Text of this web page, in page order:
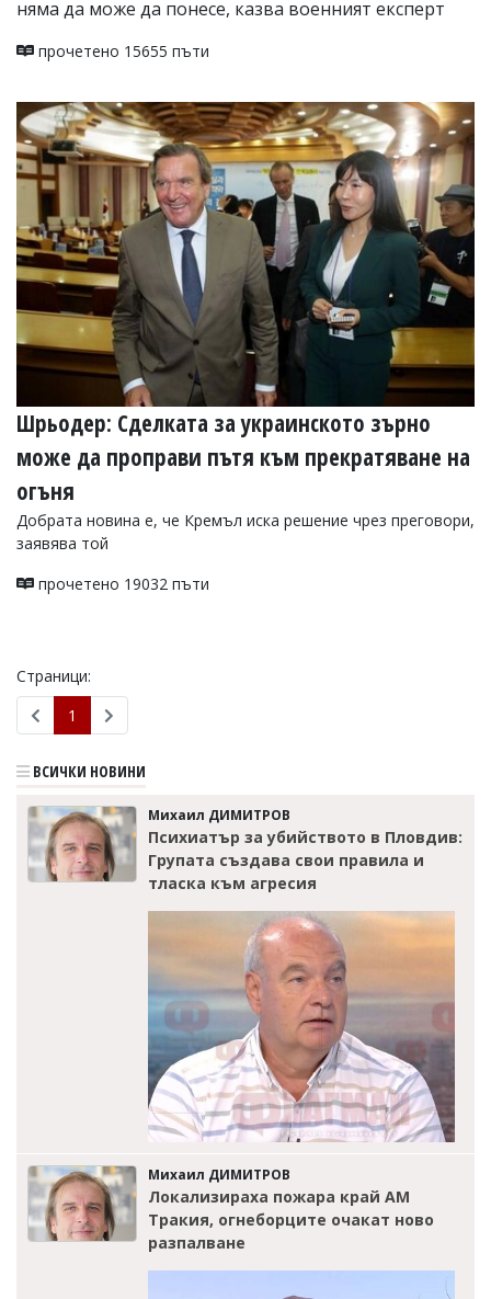
няма да може да понесе, казва военният експерт
прочетено 15655 пъти
Шрьодер: Сделката за украинското зърно
може да проправи пътя към прекратяване на
огъня
Добрата новина е, че Кремъл иска решение чрез преговори,
заявява той
прочетено 19032 пъти
Страници:
1
ВСИЧКИ НОВИНИ
Михаил ДИМИТРОВ
Психиатър за убийството в Пловдив:
Групата създава свои правила и
тласка към агресия
Михаил ДИМИТРОВ
Локализираха пожара край АМ
Тракия, огнеборците очакат ново
разпалване